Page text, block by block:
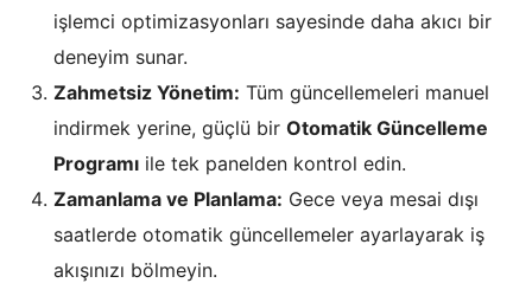
işlemci optimizasyonları sayesinde daha akıcı bir
deneyim sunar.
Zahmetsiz Yönetim: Tüm güncellemeleri manuel
indirmek yerine, güçlü bir Otomatik Güncelleme
Programı ile tek panelden kontrol edin.
Zamanlama ve Planlama: Gece veya mesai dışı
saatlerde otomatik güncellemeler ayarlayarak iş
akışınızı bölmeyin.